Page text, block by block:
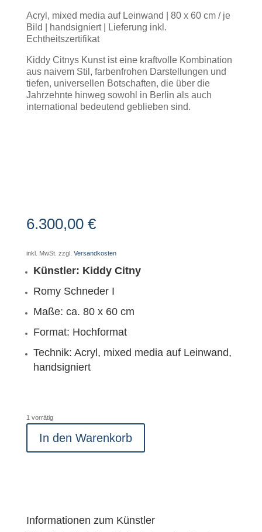
Acryl, mixed media auf Leinwand | 80 x 60 cm / je
Bild | handsigniert | Lieferung inkl.
Echtheitszertifikat
Kiddy Citnys Kunst ist eine kraftvolle Kombination
aus naivem Stil, farbenfrohen Darstellungen und
tiefen, universellen Botschaften, die über die
Jahrzehnte hinweg sowohl in Berlin als auch
international bedeutend geblieben sind.
6.300,00 €
inkl. MwSt. zzgl. Versandkosten
Künstler: Kiddy Citny
Romy Schneder I
Maße: ca. 80 x 60 cm
Format: Hochformat
Technik: Acryl, mixed media auf Leinwand,
handsigniert
1 vorrätig
In den Warenkorb
Informationen zum Künstler